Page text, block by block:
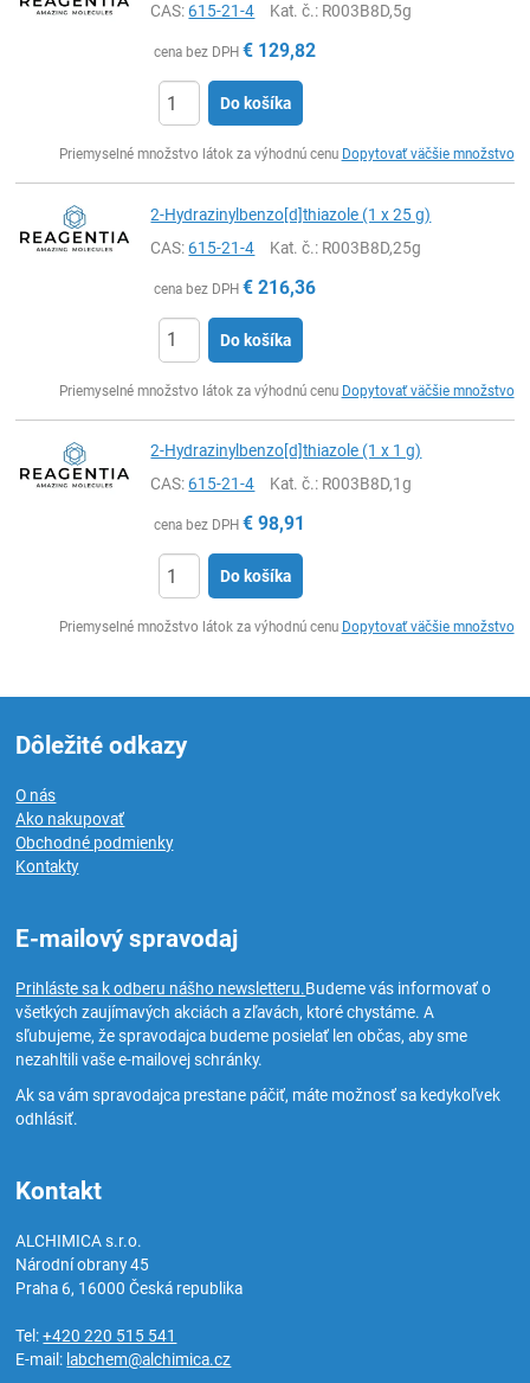
CAS:615-21-4 Kat. č.: R003B8D,5g
cena bez DPH € 129,82
Do košíka
Priemyselné množstvo látok za výhodnú cenu Dopytovať väčšie množstvo
2-Hydrazinylbenzo[d]thiazole (1 x 25 g)
CAS:615-21-4 Kat. č.: R003B8D,25g
cena bez DPH € 216,36
Do košíka
Priemyselné množstvo látok za výhodnú cenu Dopytovať väčšie množstvo
2-Hydrazinylbenzo[d]thiazole (1 x 1 g)
CAS:615-21-4 Kat. č.: R003B8D,1g
cena bez DPH € 98,91
Do košíka
Priemyselné množstvo látok za výhodnú cenu Dopytovať väčšie množstvo
Dôležité odkazy
O nás
Ako nakupovať
Obchodné podmienky
Kontakty
E-mailový spravodaj
Prihláste sa k odberu nášho newsletteru.Budeme vás informovať o
všetkých zaujímavých akciách a zľavách, ktoré chystáme. A
sľubujeme, že spravodajca budeme posielať len občas, aby sme
nezahltili vaše e-mailovej schránky.
Ak sa vám spravodajca prestane páčiť, máte možnosť sa kedykoľvek
odhlásiť.
Kontakt
ALCHIMICA s.r.o.
Národní obrany 45
Praha 6, 16000Česká republika
Tel:+420 220 515 541
E-mail: labchem@alchimica.cz